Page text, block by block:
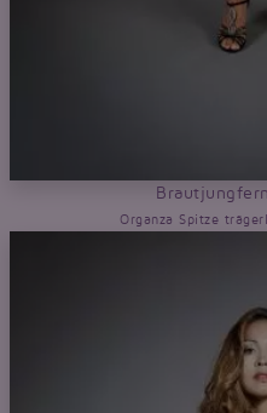
Organza Spitze